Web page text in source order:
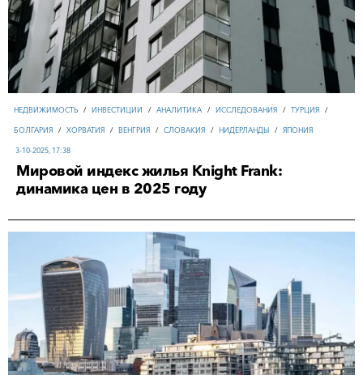
НЕДВИЖИМОСТЬ / ИНВЕСТИЦИИ / АНАЛИТИКА / ИССЛЕДОВАНИЯ / ТУРЦИЯ /
БОЛГАРИЯ / ХОРВАТИЯ / ВЕНГРИЯ / СЛОВАКИЯ / НИДЕРЛАНДЫ / ЯПОНИЯ
3-10-2025, 17:38
Мировой индекс жилья Knight Frank:
динамика цен в 2025 году